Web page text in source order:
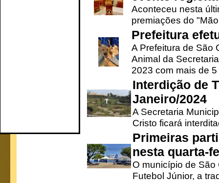
Aconteceu nesta
premiações do
Prefeitura
A Prefeitura de São
Animal da
2023 com mais de 5
Interdição de
Janeiro/2024
A Secretaria
Cristo ficará
Primeiras
nesta quarta-
O município de
Futebol Júnior, a